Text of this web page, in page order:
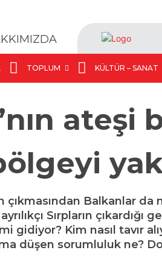
TOPLUM KÜLTÜR – SANAT
ateşi
çıkmasından Balkanlar da
Sırpların çıkardığı
gidiyor? Kim nasıl tavır
düşen sorumluluk ne?